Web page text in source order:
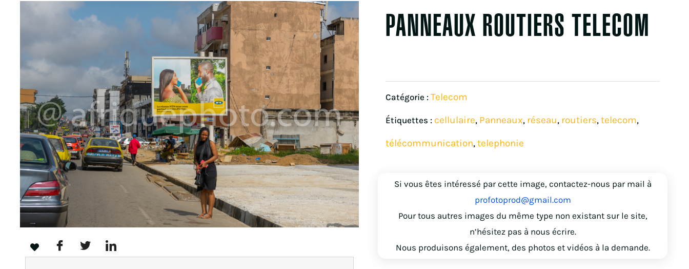
PANNEAUX ROUTIERS TELECOM
Catégorie :Telecom
Étiquettes : cellulaire, Panneaux, réseau, routiers,telecom,
télécommunication,telephonie
Si vous êtes intéressé par cette image, contactez-nous par mail à
profotoprod@gmail.com
Pour tous autres images du même type non existant sur le site,
n’hésitez pas à nous écrire.
Nous produisons également, des photos et vidéos à la demande.